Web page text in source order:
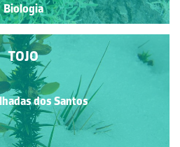
Biologia
TOJO
dos Santos